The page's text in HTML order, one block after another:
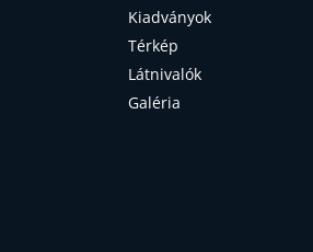
Kiadványok
Térkép
Látnivalók
Galéria